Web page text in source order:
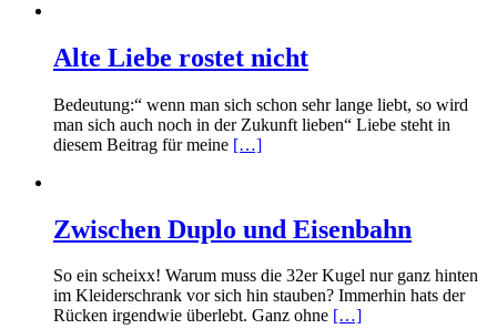
Alte Liebe rostet nicht
Bedeutung:“ wenn man sich schon sehr lange liebt, so wird
man sich auch noch in der Zukunft lieben“ Liebe steht in
diesem Beitrag für meine […]
Zwischen Duplo und Eisenbahn
So ein scheixx! Warum muss die 32er Kugel nur ganz hinten
im Kleiderschrank vor sich hin stauben? Immerhin hats der
Rücken irgendwie überlebt. Ganz ohne […]